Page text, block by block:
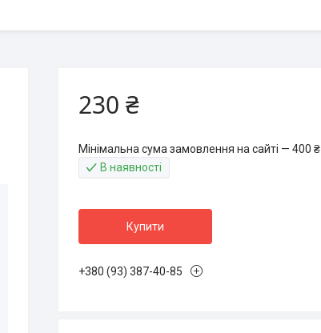
230 ₴
Мінімальна сума замовлення на сайті — 400 ₴
В наявності
Купити
+380 (93) 387-40-85